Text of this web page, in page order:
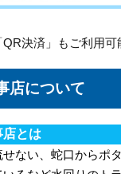
決済」もご利用可
店について
店とは
ない、蛇口からポ